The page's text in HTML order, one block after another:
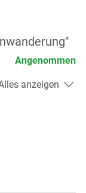
Angenommen
anzeigen